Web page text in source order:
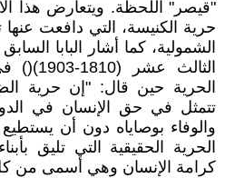
"قيصر" اللحظة. ويتعارض هذا
حرية الكنيسة، التي دافعت
الشمولية، كما أشار البابا
الثالث
الحرية حين قال: "إن حرية
تتمثل في حق الإنسان في
والوفاء بوصاياه دون أن
الحرية الحقيقية التي تليق
كرامة الإنسان وهي أسمى من